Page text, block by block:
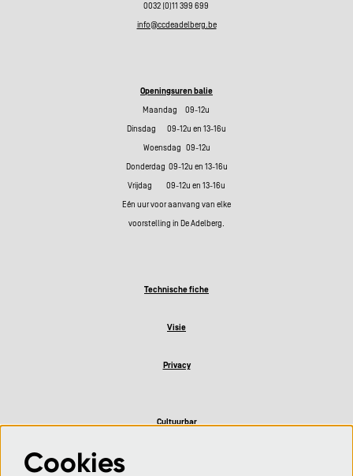
0032 (0)11 399 699
info@ccdeadelberg.be
Openingsuren balie
Maandag 09-12u
Dinsdag 09-12u en 13-16u
Woensdag 09-12u
Donderdag 09-12u en 13-16u
Vrijdag 09-12u en 13-16u
Eén uur voor aanvang van elke
voorstelling in De Adelberg.
Technische fiche
Visie
Privacy
Cultuurbar
Cookies